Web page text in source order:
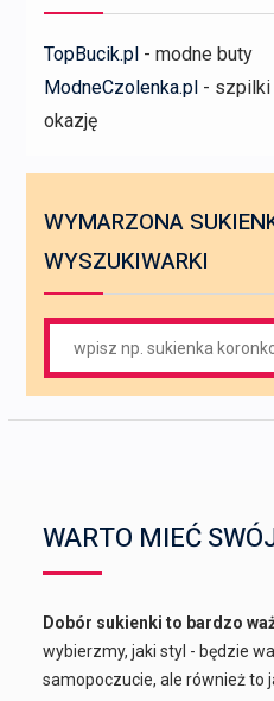
TopBucik.pl - modne buty
ModneCzolenka.pl - szpilki
okazję
WYMARZONA
WYSZUKIWARKI
for:
WARTO MIEĆ
Dobór sukienki to bardzo
wybierzmy, jaki styl - będzie
samopoczucie, ale również to